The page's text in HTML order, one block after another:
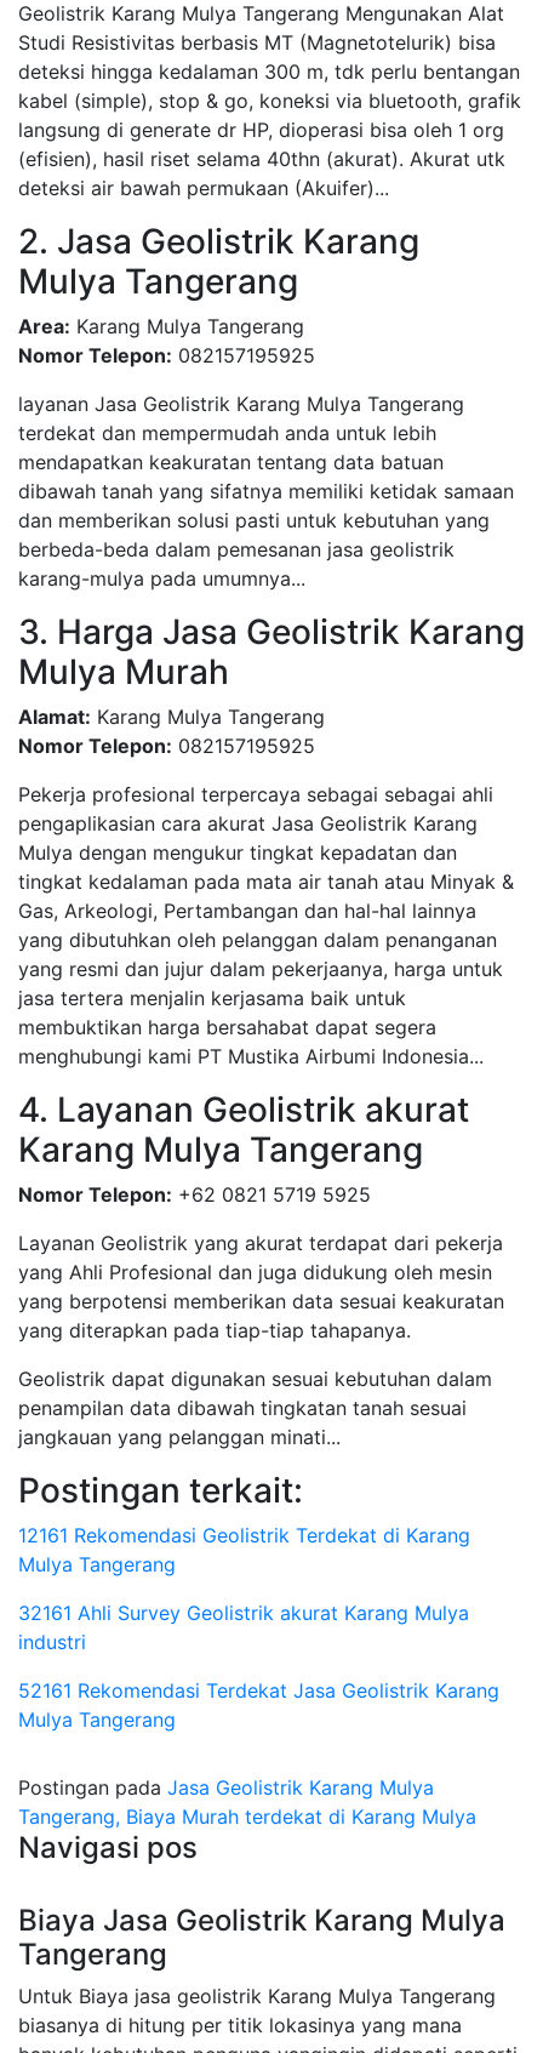
Geolistrik Karang Mulya Tangerang Mengunakan Alat
Studi Resistivitas berbasis MT (Magnetotelurik) bisa
deteksi hingga kedalaman 300 m, tdk perlu bentangan
kabel (simple), stop & go, koneksi via bluetooth, grafik
langsung di generate dr HP, dioperasi bisa oleh 1 org
(efisien), hasil riset selama 40thn (akurat). Akurat utk
deteksi air bawah permukaan (Akuifer)...
2. Jasa Geolistrik Karang
Mulya Tangerang
Area: Karang Mulya Tangerang
Nomor Telepon: 082157195925
layanan Jasa Geolistrik Karang Mulya Tangerang
terdekat dan mempermudah anda untuk lebih
mendapatkan keakuratan tentang data batuan
dibawah tanah yang sifatnya memiliki ketidak samaan
dan memberikan solusi pasti untuk kebutuhan yang
berbeda-beda dalam pemesanan jasa geolistrik
karang-mulya pada umumnya...
3. Harga Jasa Geolistrik Karang
Mulya Murah
Alamat: Karang Mulya Tangerang
Nomor Telepon: 082157195925
Pekerja profesional terpercaya sebagai sebagai ahli
pengaplikasian cara akurat Jasa Geolistrik Karang
Mulya dengan mengukur tingkat kepadatan dan
tingkat kedalaman pada mata air tanah atau Minyak &
Gas, Arkeologi, Pertambangan dan hal-hal lainnya
yang dibutuhkan oleh pelanggan dalam penanganan
yang resmi dan jujur dalam pekerjaanya, harga untuk
jasa tertera menjalin kerjasama baik untuk
membuktikan harga bersahabat dapat segera
menghubungi kami PT Mustika Airbumi Indonesia...
4. Layanan Geolistrik akurat
Karang Mulya Tangerang
Nomor Telepon: +62 0821 5719 5925
Layanan Geolistrik yang akurat terdapat dari pekerja
yang Ahli Profesional dan juga didukung oleh mesin
yang berpotensi memberikan data sesuai keakuratan
yang diterapkan pada tiap-tiap tahapanya.
Geolistrik dapat digunakan sesuai kebutuhan dalam
penampilan data dibawah tingkatan tanah sesuai
jangkauan yang pelanggan minati...
Postingan terkait:
12161 Rekomendasi Geolistrik Terdekat di Karang
Mulya Tangerang
32161 Ahli Survey Geolistrik akurat Karang Mulya
industri
52161 Rekomendasi Terdekat Jasa Geolistrik Karang
Mulya Tangerang
Postingan pada Jasa Geolistrik Karang Mulya
Tangerang, Biaya Murah terdekat di Karang Mulya
Navigasi pos
Biaya Jasa Geolistrik Karang Mulya
Tangerang
Untuk Biaya jasa geolistrik Karang Mulya Tangerang
biasanya di hitung per titik lokasinya yang mana